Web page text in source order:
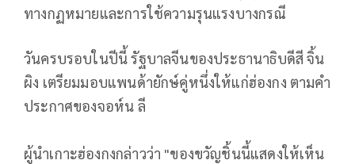
ทางกฏหมายและการใช้ความรุนแรงบางกรณี
วันครบรอบในปีนี้ รัฐบาลจีนของประธานาธิบดีสี จิ้น
ผิง เตรียมมอบแพนด้ายักษ์คู่หนึ่งให้แก่ฮ่องกง ตามคำ
ประกาศของจอห์น ลี
ผู้นำเกาะฮ่องกงกล่าวว่า "ของขวัญชิ้นนี้แสดงให้เห็น